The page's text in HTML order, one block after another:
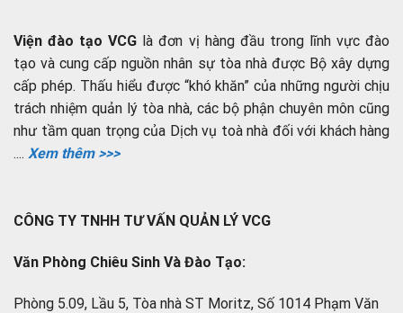
Viện đào tạo VCG là đơn vị hàng đầu trong lĩnh vực đào
tạo và cung cấp nguồn nhân sự tòa nhà được Bộ xây dựng
cấp phép. Thấu hiểu được “khó khăn” của những người chịu
trách nhiệm quản lý tòa nhà, các bộ phận chuyên môn cũng
như tầm quan trọng của Dịch vụ toà nhà đối với khách hàng
.... Xem thêm >>>
CÔNG TY TNHH TƯ VẤN QUẢN LÝ VCG
Văn Phòng Chiêu Sinh Và Đào Tạo:
Phòng 5.09, Lầu 5, Tòa nhà ST Moritz, Số 1014 Phạm Văn